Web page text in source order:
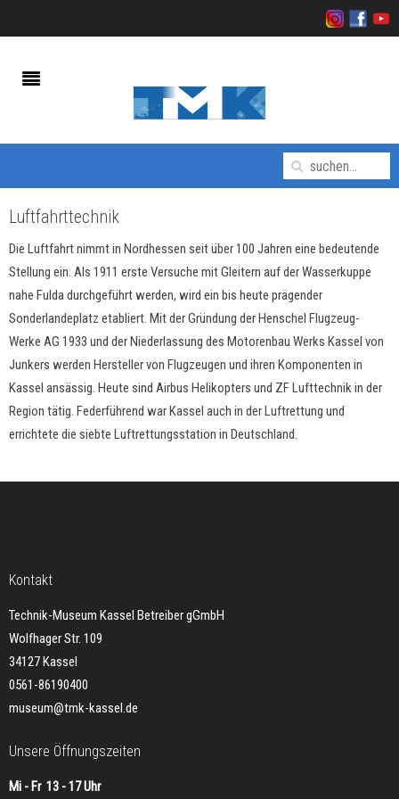
Luftfahrttechnik
Die Luftfahrt nimmt in Nordhessen seit über 100 Jahren eine bedeutende
Stellung ein. Als 1911 erste Versuche mit Gleitern auf der Wasserkuppe
nahe Fulda durchgeführt werden, wird ein bis heute prägender
Sonderlandeplatz etabliert. Mit der Gründung der Henschel Flugzeug-
Werke AG 1933 und der Niederlassung des Motorenbau Werks Kassel von
Junkers werden Hersteller von Flugzeugen und ihren Komponenten in
Kassel ansässig. Heute sind Airbus Helikopters und ZF Lufttechnik in der
Region tätig. Federführend war Kassel auch in der Luftrettung und
errichtete die siebte Luftrettungsstation in Deutschland.
Kontakt
Technik-Museum Kassel Betreiber gGmbH
Wolfhager Str. 109
34127 Kassel
0561-86190400
museum@tmk-kassel.de
Unsere Öffnungszeiten
Mi - Fr 13 - 17 Uhr